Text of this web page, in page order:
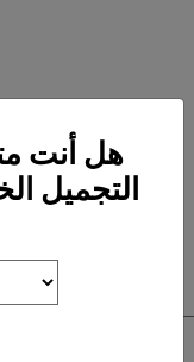
هل أنت
التجميل